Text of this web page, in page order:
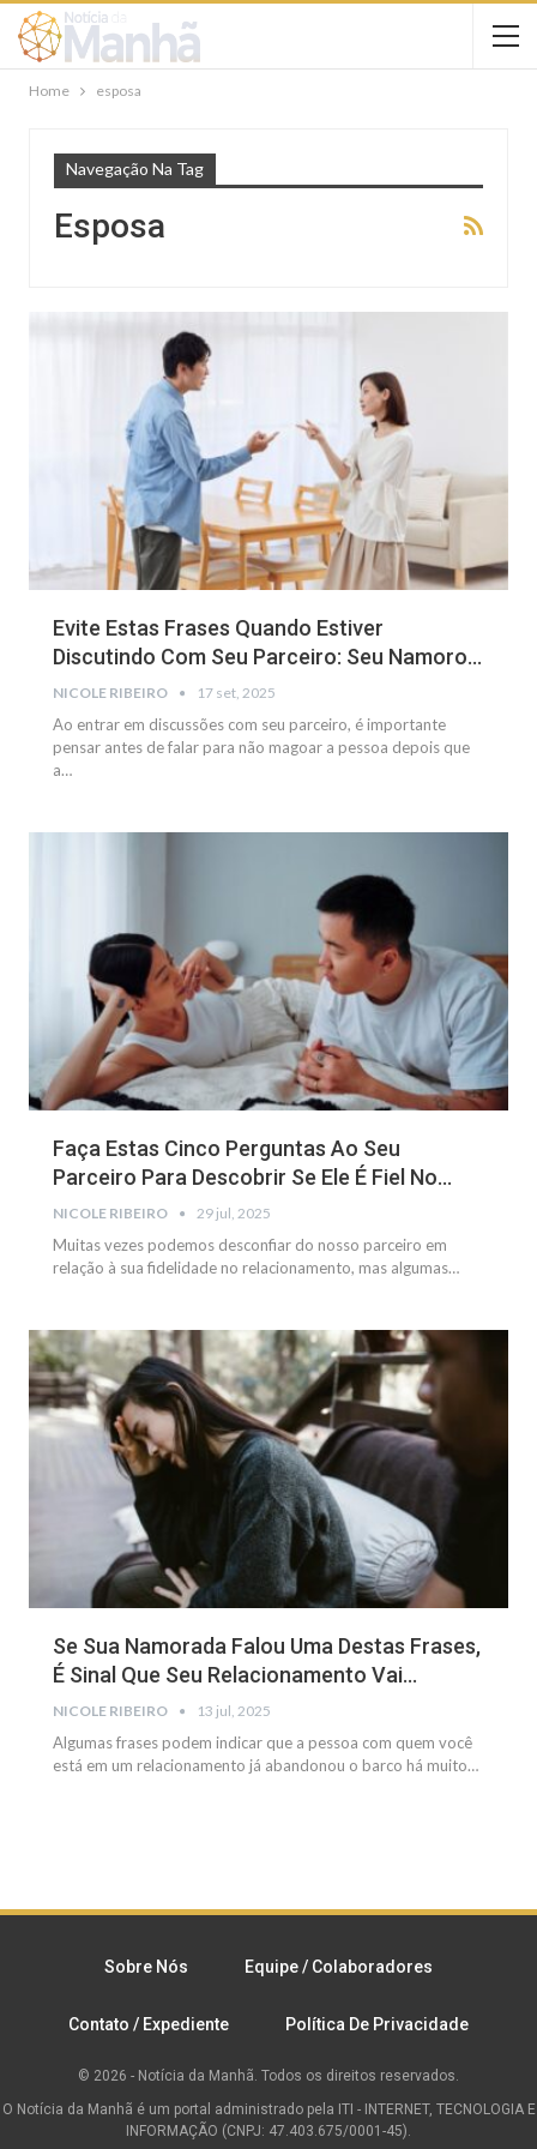
Home esposa
Navegação Na Tag
Esposa
Evite Estas Frases Quando Estiver
Discutindo Com Seu Parceiro: Seu Namoro…
NICOLE RIBEIRO 17 set, 2025
Ao entrar em discussões com seu parceiro, é importante
pensar antes de falar para não magoar a pessoa depois que
a…
Faça Estas Cinco Perguntas Ao Seu
Parceiro Para Descobrir Se Ele É Fiel No…
NICOLE RIBEIRO 29 jul, 2025
Muitas vezes podemos desconfiar do nosso parceiro em
relação à sua fidelidade no relacionamento, mas algumas…
GERAL
Se Sua Namorada Falou Uma Destas Frases,
É Sinal Que Seu Relacionamento Vai…
NICOLE RIBEIRO 13 jul, 2025
Algumas frases podem indicar que a pessoa com quem você
está em um relacionamento já abandonou o barco há muito…
Sobre Nós Equipe / Colaboradores
Contato / Expediente Política De Privacidade
© 2026 - Notícia da Manhã. Todos os direitos reservados.
O Notícia da Manhã é um portal administrado pela ITI - INTERNET, TECNOLOGIA E
INFORMAÇÃO (CNPJ: 47.403.675/0001-45).